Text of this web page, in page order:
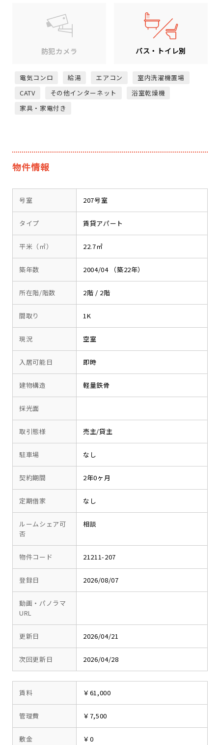
防犯カメラ バス・トイレ別
電気コンロ 給湯 エアコン
室内洗濯機置場
CATV
その他インターネット
浴室乾燥機
家具・家電付き
物件情報
号室 207号室
タイプ 賃貸アパート
平米（㎡） 22.7㎡
築年数 2004/04 （築22年）
所在階/階数 2階 / 2階
間取り 1K
現況 空室
入居可能日 即時
建物構造 軽量鉄骨
採光面
取引態様 売主/貸主
駐車場 なし
契約期間 2年0ヶ月
定期借家 なし
ルームシェア可
否
相談
物件コード 21211-207
登録日 2026/08/07
動画・パノラマ
URL
更新日 2026/04/21
次回更新日 2026/04/28
賃料 ￥61,000
管理費 ￥7,500
敷金 ￥0